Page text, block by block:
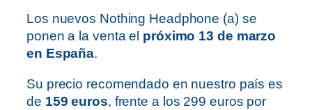
Los nuevos Nothing Headphone (a) se
ponen a la venta el próximo 13 de marzo
en España.
Su precio recomendado en nuestro país es
de 159 euros, frente a los 299 euros por